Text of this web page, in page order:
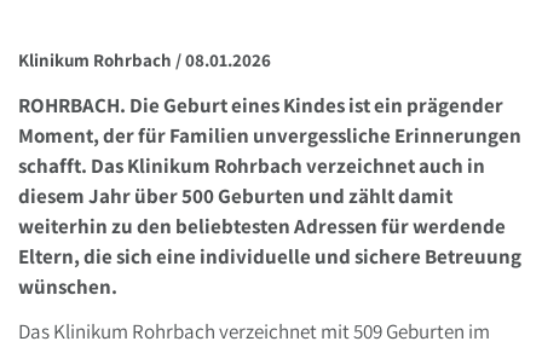
Klinikum Rohrbach /08.01.2026
ROHRBACH. Die Geburt eines Kindes ist ein prägender
Moment, der für Familien unvergessliche Erinnerungen
schafft. Das Klinikum Rohrbach verzeichnet auch in
diesem Jahr über 500 Geburten und zählt damit
weiterhin zu den beliebtesten Adressen für werdende
Eltern, die sich eine individuelle und sichere Betreuung
wünschen.
Das Klinikum Rohrbach verzeichnet mit 509 Geburten im